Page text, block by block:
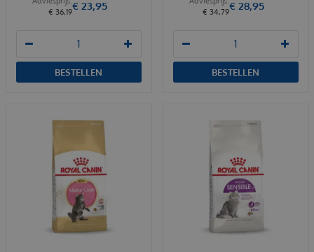
€ 36,19€ 23,95
BESTELLEN
€ 34,79€ 28,95
BESTELLEN